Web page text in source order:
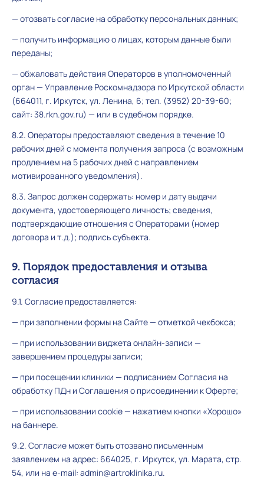
— отозвать согласие на обработку персональных данных;
— получить информацию о лицах, которым данные были
переданы;
— обжаловать действия Операторов в уполномоченный
орган — Управление Роскомнадзора по Иркутской области
(664011, г. Иркутск, ул. Ленина, 6; тел. (3952) 20-39-60;
сайт: 38.rkn.gov.ru) — или в судебном порядке.
8.2. Операторы предоставляют сведения в течение 10
рабочих дней с момента получения запроса (с возможным
продлением на 5 рабочих дней с направлением
мотивированного уведомления).
8.3. Запрос должен содержать: номер и дату выдачи
документа, удостоверяющего личность; сведения,
подтверждающие отношения с Операторами (номер
договора и т.д.); подпись субъекта.
9. Порядок предоставления и отзыва
согласия
9.1. Согласие предоставляется:
— при заполнении формы на Сайте — отметкой чекбокса;
— при использовании виджета онлайн-записи —
завершением процедуры записи;
— при посещении клиники — подписанием Согласия на
обработку ПДн и Соглашения о присоединении к Оферте;
— при использовании cookie — нажатием кнопки «Хорошо»
на баннере.
9.2. Согласие может быть отозвано письменным
заявлением на адрес: 664025, г. Иркутск, ул. Марата, стр.
54, или на e-mail: admin@artroklinika.ru.